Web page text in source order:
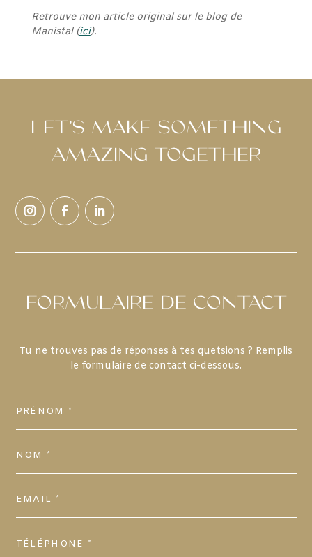
Retrouve mon article original sur le blog de
Manistal (ici).
LET’S MAKE SOMETHING
AMAZING TOGETHER
FORMULAIRE DE CONTACT
Tu ne trouves pas de réponses à tes quetsions ? Remplis
le formulaire de contact ci-dessous.